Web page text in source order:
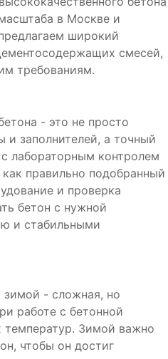
в Москве и
широкий
смесей,
требованиям.
- это не просто
и заполнителей, а точный
лабораторным контролем
правильно подобранный
и проверка
бетон с нужной
и стабильными
зимой - сложная, но
работе с бетонной
температур. Зимой важно
чтобы он достиг